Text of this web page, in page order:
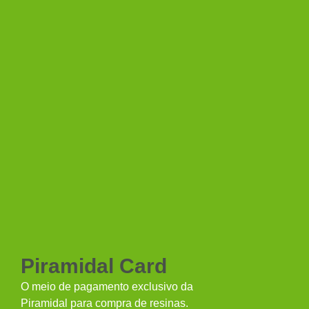
Piramidal Card
O meio de pagamento exclusivo da
Piramidal para compra de resinas.